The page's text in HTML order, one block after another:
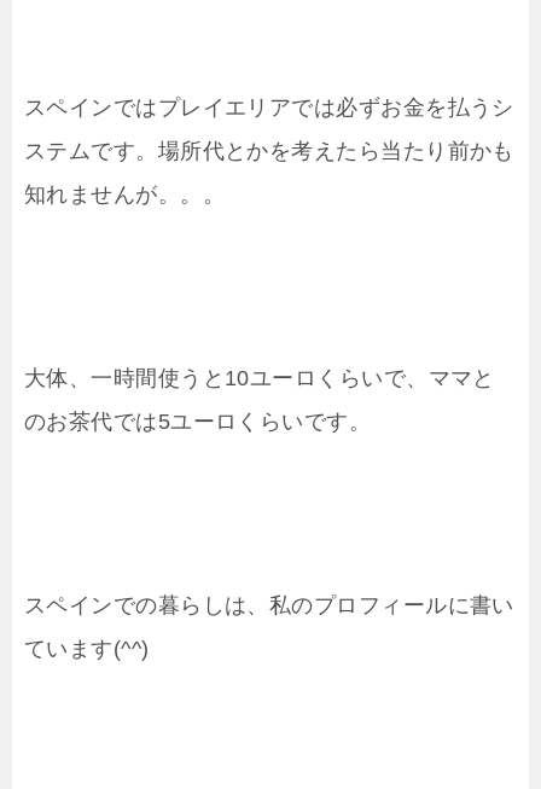
スペインではプレイエリアでは必ずお金を払うシ
ステムです。場所代とかを考えたら当たり前かも
知れませんが。。。
大体、一時間使うと10ユーロくらいで、ママと
のお茶代では5ユーロくらいです。
スペインでの暮らしは、私のプロフィールに書い
ています(^^)